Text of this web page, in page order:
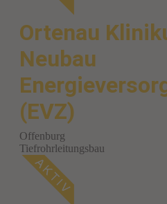
Ortenau
Neubau
(EVZ)
Offenburg
Tiefrohrleitungsbau